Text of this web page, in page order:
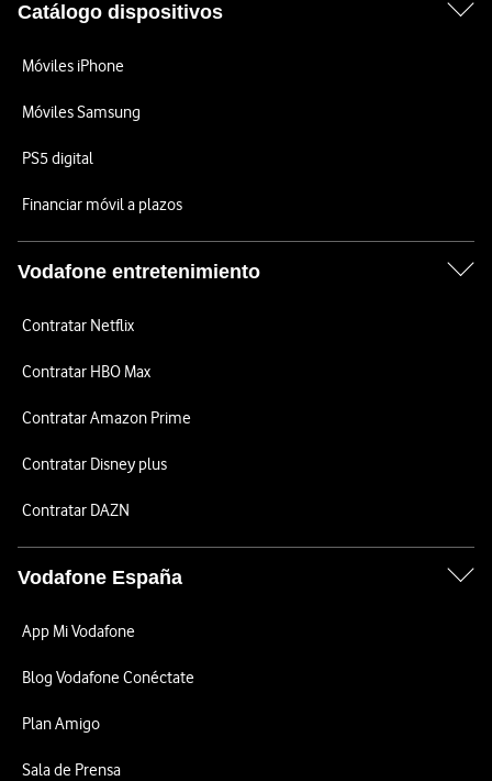
Catálogo dispositivos
Móviles iPhone
Móviles Samsung
PS5 digital
Financiar móvil a plazos
Vodafone entretenimiento
Contratar Netflix
Contratar HBO Max
Contratar Amazon Prime
Contratar Disney plus
Contratar DAZN
Vodafone España
App Mi Vodafone
Blog Vodafone Conéctate
Plan Amigo
Sala de Prensa